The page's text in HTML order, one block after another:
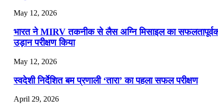
May 12, 2026
भारत ने MIRV तकनीक से लैस अग्नि मिसाइल का
उड़ान परीक्षण किया
May 12, 2026
स्वदेशी निर्देशित बम प्रणाली ‘तारा’ का पहला सफल परीक्षण
April 29, 2026